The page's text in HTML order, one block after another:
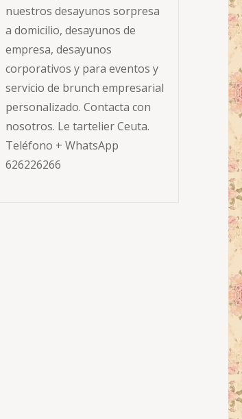
nuestros desayunos sorpresa
a domicilio, desayunos de
empresa, desayunos
corporativos y para eventos y
servicio de brunch empresarial
personalizado. Contacta con
nosotros. Le tartelier Ceuta.
Teléfono + WhatsApp
626226266